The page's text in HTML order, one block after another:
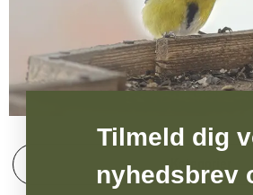
Kategorier
Tilmeld dig
nyhedsbrev